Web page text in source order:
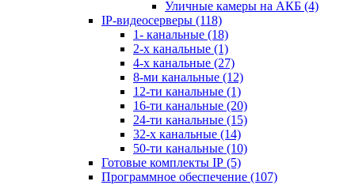
Уличные камеры на АКБ (4)
IP-видеосерверы (118)
1- канальные (18)
2-х канальные (1)
4-х канальные (27)
8-ми канальные (12)
12-ти канальные (1)
16-ти канальные (20)
24-ти канальные (15)
32-х канальные (14)
50-ти канальные (10)
Готовые комплекты IP (5)
Программное обеспечение (107)